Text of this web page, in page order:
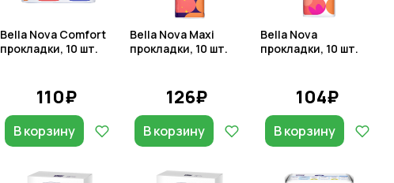
Bella Nova Comfort
прокладки, 10 шт.
110₽
В корзину
Bella Nova Maxi
прокладки, 10 шт.
126₽
В корзину
Bella Nova
прокладки, 10 шт.
104₽
В корзину